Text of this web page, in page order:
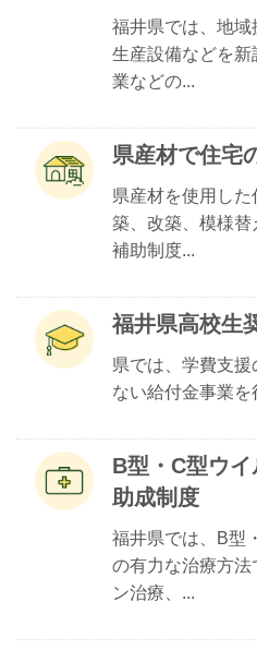
福井県では、地
生産設備などを
業などの...
県産材で住宅
県産材を使用し
築、改築、模様替
補助制度...
福井県高校生
県では、学費支
ない給付金事業を
B型・C型ウ
助成制度
福井県では、B型
の有力な治療方法
ン治療、...